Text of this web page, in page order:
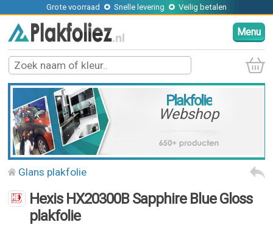
Grote voorraad Snelle levering Veilig betalen
Menu
Plakfolie
Webshop
Glans plakfolie
Hexis HX20300B Sapphire Blue Gloss
plakfolie